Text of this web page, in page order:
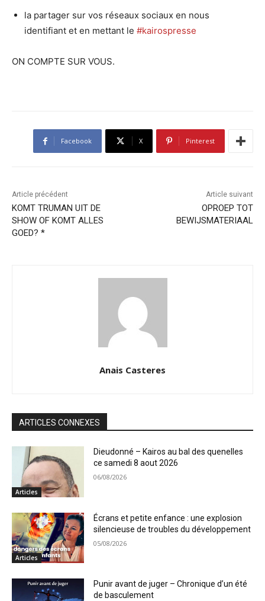
la partager sur vos réseaux sociaux en nous
identifiant et en mettant le #kairospresse
ON COMPTE SUR VOUS.
Facebook X Pinterest
Article précédent
KOMT TRUMAN UIT DE
SHOW OF KOMT ALLES
GOED? *
Article suivant
OPROEP TOT
BEWIJSMATERIAAL
Anais Casteres
ARTICLES CONNEXES
Articles
Dieudonné – Kairos au bal des quenelles
ce samedi 8 aout 2026
06/08/2026
Articles
Écrans et petite enfance : une explosion
silencieuse de troubles du développement
05/08/2026
Punir avant de juger – Chronique d’un été
de basculement